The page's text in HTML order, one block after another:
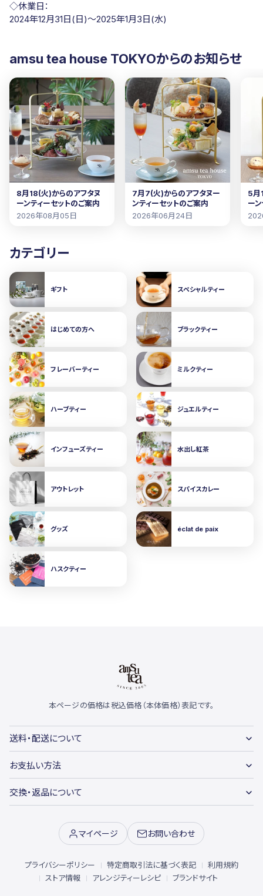
◇休業日：
2024年12月31日(日)〜2025年1月3日(水)
amsu tea house TOKYOからのお知らせ
8月18(火)からのアフタヌ
ーンティーセットのご案内
2026年08月05日
7月7(火)からのアフタヌー
ンティーセットのご案内
2026年06月24日
5月
ー
カテゴリー
ギフト スペシャルティー
はじめての方へ ブラックティー
フレーバーティー ミルクティー
ハーブティー ジュエルティー
インフューズティー 水出し紅茶
アウトレット スパイスカレー
グッズ éclat de paix
ハスクティー
本ページの価格は税込価格（本体価格）表記です。
送料・配送について
お支払い方法
交換・返品について
マイページ お問い合わせ
プライバシーポリシー 特定商取引法に基づく表記
利用規約
ストア情報
アレンジティーレシピ ブランドサイト